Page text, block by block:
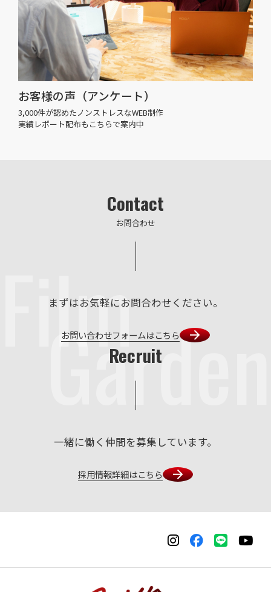
お客様の声（アンケート）
3,000件が認めたノンストレスなWEB制作
実績レポート配布もこちらで案内中
Film
Garden
Contact
お問合わせ
まずはお気軽にお問合わせください。
お問い合わせフォームはこちら
Recruit
一緒に働く仲間を募集しています。
採用情報詳細はこちら